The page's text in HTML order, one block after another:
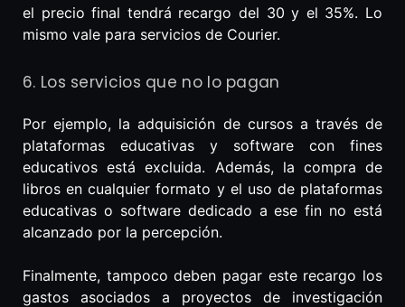
el precio final tendrá recargo del 30 y el 35%. Lo
mismo vale para servicios de Courier.
6. Los servicios que no lo pagan
Por ejemplo, la adquisición de cursos a través de
plataformas educativas y software con fines
educativos está excluida. Además, la compra de
libros en cualquier formato y el uso de plataformas
educativas o software dedicado a ese fin no está
alcanzado por la percepción.
Finalmente, tampoco deben pagar este recargo los
gastos asociados a proyectos de investigación